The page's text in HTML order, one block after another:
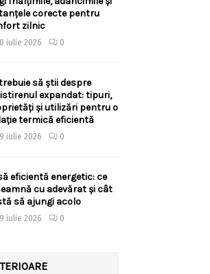
corecte pentru
zilnic
iulie 2026 0
să știi despre
expandat: tipuri,
și utilizări pentru o
termică eficientă
iulie 2026 0
eficientă energetic: ce
cu adevărat și cât
să ajungi acolo
iulie 2026 0